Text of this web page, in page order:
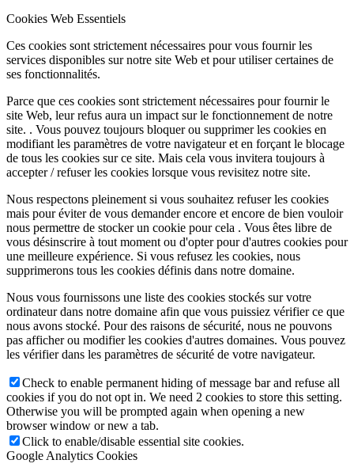
Cookies Web Essentiels
Ces cookies sont strictement nécessaires pour vous fournir les
services disponibles sur notre site Web et pour utiliser certaines de
ses fonctionnalités.
Parce que ces cookies sont strictement nécessaires pour fournir le
site Web, leur refus aura un impact sur le fonctionnement de notre
site. . Vous pouvez toujours bloquer ou supprimer les cookies en
modifiant les paramètres de votre navigateur et en forçant le blocage
de tous les cookies sur ce site. Mais cela vous invitera toujours à
accepter / refuser les cookies lorsque vous revisitez notre site.
Nous respectons pleinement si vous souhaitez refuser les cookies
mais pour éviter de vous demander encore et encore de bien vouloir
nous permettre de stocker un cookie pour cela . Vous êtes libre de
vous désinscrire à tout moment ou d'opter pour d'autres cookies pour
une meilleure expérience. Si vous refusez les cookies, nous
supprimerons tous les cookies définis dans notre domaine.
Nous vous fournissons une liste des cookies stockés sur votre
ordinateur dans notre domaine afin que vous puissiez vérifier ce que
nous avons stocké. Pour des raisons de sécurité, nous ne pouvons
pas afficher ou modifier les cookies d'autres domaines. Vous pouvez
les vérifier dans les paramètres de sécurité de votre navigateur.
Check to enable permanent hiding of message bar and refuse all
cookies if you do not opt in. We need 2 cookies to store this setting.
Otherwise you will be prompted again when opening a new
browser window or new a tab.
Click to enable/disable essential site cookies.
Google Analytics Cookies